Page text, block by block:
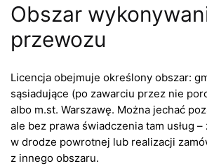
Obszar
przewozu
Licencja obejmuje określony obszar:
sąsiadujące (po zawarciu przez nie
albo m.st. Warszawę. Można jechać
ale bez prawa świadczenia tam usług
w drodze powrotnej lub realizacji
z innego obszaru.